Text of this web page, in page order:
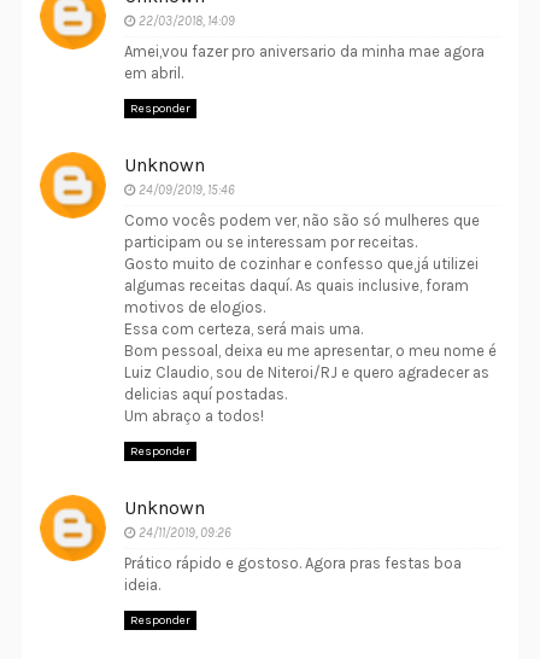
22/03/2018, 14:09
Amei,vou fazer pro aniversario da minha mae agora
em abril.
Responder
Unknown
24/09/2019, 15:46
Como vocês podem ver, não são só mulheres que
participam ou se interessam por receitas.
Gosto muito de cozinhar e confesso que,já utilizei
algumas receitas daquí. As quais inclusive, foram
motivos de elogios.
Essa com certeza, será mais uma.
Bom pessoal, deixa eu me apresentar, o meu nome é
Luiz Claudio, sou de Niteroi/RJ e quero agradecer as
delicias aquí postadas.
Um abraço a todos!
Responder
Unknown
24/11/2019, 09:26
Prático rápido e gostoso. Agora pras festas boa
ideia.
Responder